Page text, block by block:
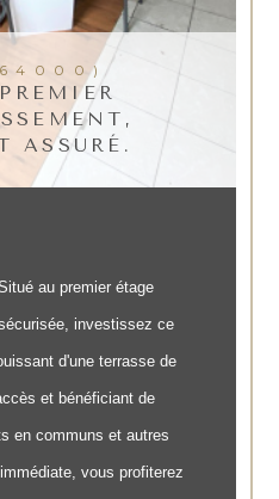
ASSURÉ.
au premier étage
investissez ce
d'une terrasse de
et bénéficiant de
en communs et autres
vous profiterez